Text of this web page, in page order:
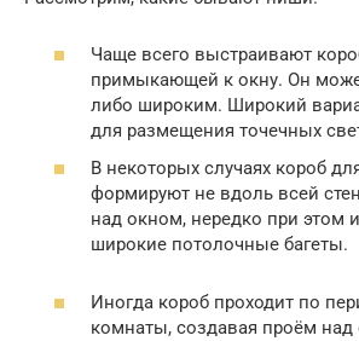
Чаще всего выстраивают
примыкающей к окну. Он
либо широким. Широкий
для размещения точечных
В некоторых случаях короб
формируют не вдоль всей
над окном, нередко при этом
широкие потолочные багеты.
Иногда короб проходит по
комнаты, создавая проём над